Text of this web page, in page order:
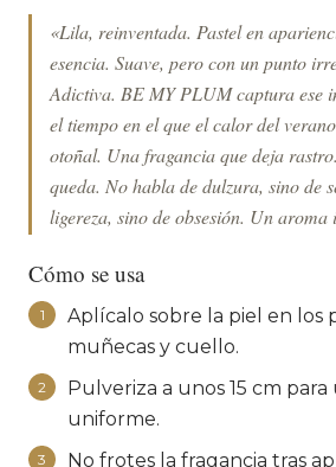
«Lila, reinventada. Pastel en
esencia. Suave, pero con un punto
Adictiva. BE MY PLUM captura ese
el tiempo en el que el calor del
otoñal. Una fragancia que deja
queda. No habla de dulzura, sino de
ligereza, sino de obsesión. Un
Cómo se usa
1
Aplícalo sobre la piel en los
muñecas y cuello.
2
Pulveriza a unos 15 cm
uniforme.
3 No frotes la fragancia tras